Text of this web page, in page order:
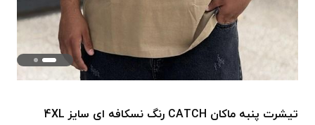
تیشرت پنبه ماکان CATCH رنگ نسکافه ای سایز 4XL